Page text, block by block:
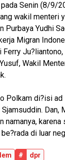
pada Senin (8/9/
wakil menteri
Purbaya Yudhi
Migran
Wakil
Polkam di?isi
Dan,
namanya, karena
di luar
# dpr